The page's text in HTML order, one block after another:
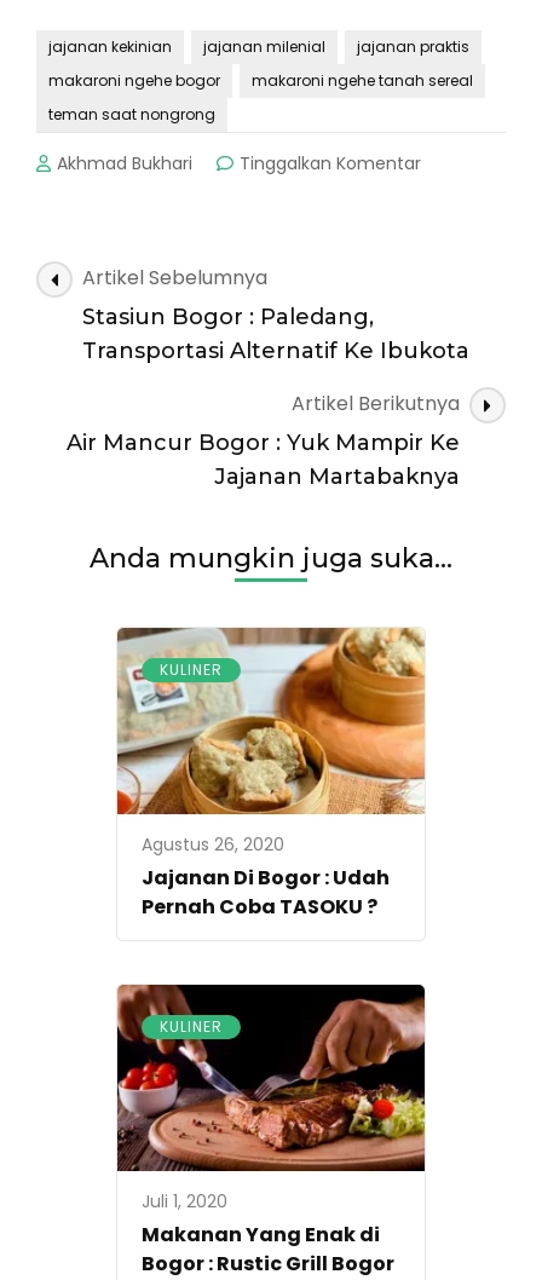
jajanan kekinian jajanan milenial
jajanan praktis
makaroni ngehe bogor
makaroni ngehe tanah sereal
teman saat nongrong
Akhmad Bukhari Tinggalkan Komentarpada
meriah
Navigasi
Artikel
Artikel Sebelumnya
Stasiun Bogor : Paledang,
Transportasi Alternatif Ke Ibukota
Artikel Berikutnya
Air Mancur Bogor : Yuk Mampir Ke
Jajanan Martabaknya
Anda mungkin juga suka...
KULINER
Agustus 26, 2020
Jajanan Di Bogor : Udah
Pernah Coba TASOKU ?
KULINER
Juli 1, 2020
Makanan Yang Enak di
Bogor : Rustic Grill Bogor